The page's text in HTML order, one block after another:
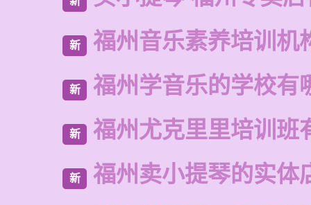
新 福州音乐素养培训机
新 福州学音乐的学校有
新 福州尤克里里培训班
新 福州卖小提琴的实体